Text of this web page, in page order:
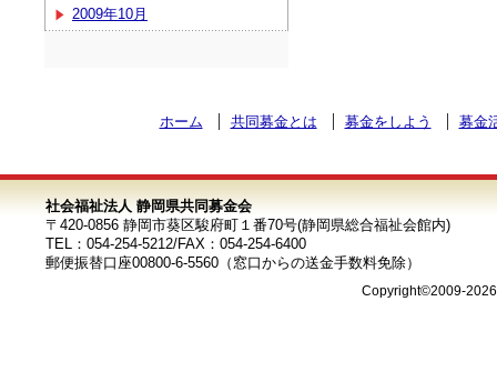
2009年10月
ホーム 共同募金とは 募金をしよう 募金
社会福祉法人 静岡県共同募金会
〒420-0856 静岡市葵区駿府町１番70号(静岡県総合福祉会館内)
TEL：054-254-5212/FAX：054-254-6400
郵便振替口座00800-6-5560（窓口からの送金手数料免除）
Copyright©2009-